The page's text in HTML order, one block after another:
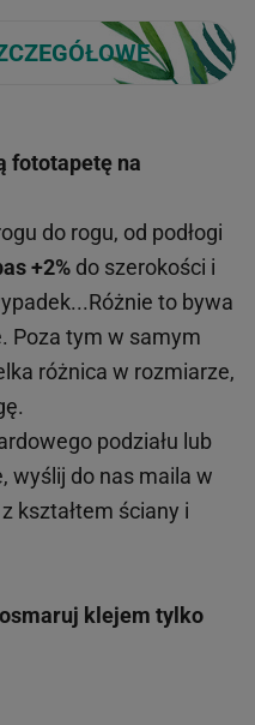
fototapetę na
do rogu, od podłogi
+2% do szerokości i
to bywa
Poza tym w samym
różnica w rozmiarze,
podziału lub
wyślij do nas maila w
kształtem ściany i
klejem tylko